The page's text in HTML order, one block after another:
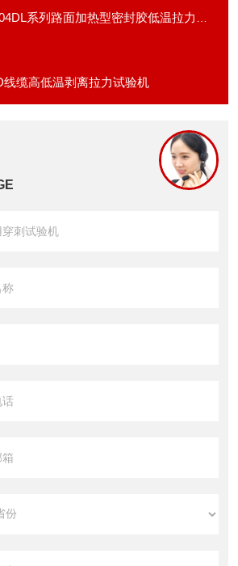
系列路面加热型密封胶低温拉力试验机
线缆高低温剥离拉力试验机